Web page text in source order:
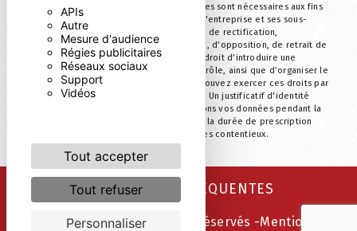
APIs
Autre
Mesure d'audience
Régies publicitaires
Réseaux sociaux
Support
Vidéos
Tout accepter
Tout refuser
Personnaliser
** Les données personnelles communiquées sont nécessaires aux fins
de vous contacter. Elles sont destinées à l'entreprise et ses sous-
traitants. Vous disposez de droits d’accès, de rectification,
d’effacement, de portabilité, de limitation, d’opposition, de retrait de
votre consentement à tout moment et du droit d’introduire une
réclamation auprès d’une autorité de contrôle, ainsi que d’organiser le
sort de vos données post-mortem. Vous pouvez exercer ces droits par
voie postale ou par courrier électronique. Un justificatif d'identité
pourra vous être demandé. Nous conservons vos données pendant la
période de prise de contact puis pendant la durée de prescription
légale aux fins probatoire et de gestion des contentieux.
RECHERCHES FRÉQUENTES
Vistalid- 2026 - Tous droits réservés -Mentions